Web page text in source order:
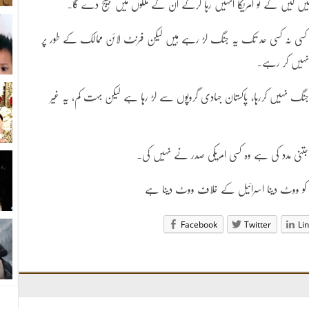
لیں گے تو امریکا انہیں رہا کرکے ان کے ملکوں میں بھیج دے گا۔
کسی نہ کسی حد تک یہ جنگ لڑ رہے ہیں لیکن فرنٹ لائن ممالک کے طور پر
کر رہے۔
نہیں کررہا، پاکستان جہادی گروپوں سے لڑ رہا ہے لیکن بہت کم، یہ غیر
جتنی مدد کی ہے وہ کسی امریکی صدر نے نہیں کی۔
کو ووٹ دینا اسرائیل کے خلاف ووٹ دینا ہے
Facebook Twitter